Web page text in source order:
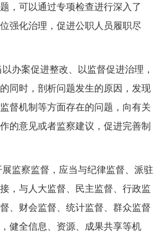
，可以通过专项检查进行深入了
强化治理，促进公职人员履职尽
办案促进整改、以监督促进治理，
同时，剖析问题发生的原因，发现
督机制等方面存在的问题，向有关
的意见或者监察建议，促进完善制
监察监督，应当与纪律监督、派驻
，与人大监督、民主监督、行政监
、财会监督、统计监督、群众监督
健全信息、资源、成果共享等机